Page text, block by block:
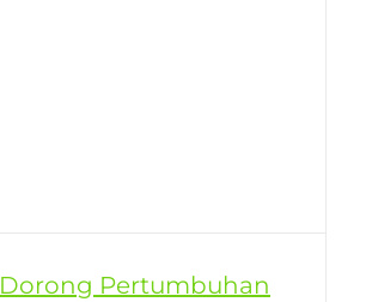
Dorong Pertumbuhan